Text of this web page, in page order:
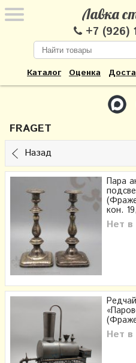
Лавка
+7 (926)
Каталог Оценка
FRAGET
Назад
Пара
кон.
Нет в
Нет в